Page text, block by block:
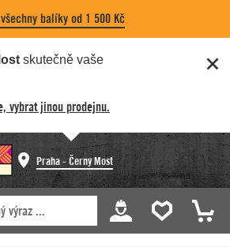
balíky od 1 500 Kč
skutečně vaše
vybrat jinou prodejnu.
Praha - Černý Most